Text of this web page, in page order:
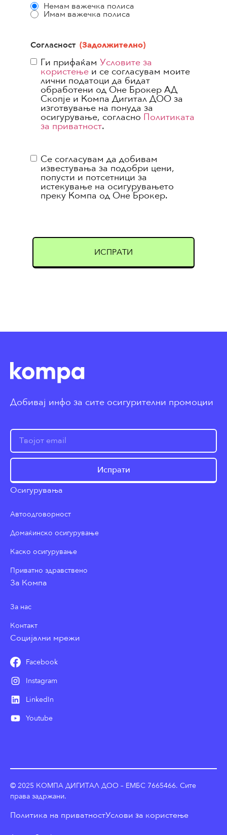
Немам важечка полиса
Имам важечка полиса
Согласност (Задолжително)
Ги прифаќам Условите за
користење и се согласувам моите
лични податоци да бидат
обработени од Оне Брокер АД
Скопје и Компа Дигитал ДОО за
изготвување на понуда за
осигурување, согласно Политиката
за приватност.
Маркетинг
Се согласувам да добивам
известувања за подобри цени,
попусти и потсетници за
истекување на осигурувањето
преку Компа од Оне Брокер.
Добивај инфо за сите осигурителни промоции
Испрати
Осигурувања
Автоодговорност
Домаќинско осигурување
Каско осигурување
Приватно здравствено
За Компа
За нас
Контакт
Социјални мрежи
Facebook
Instagram
LinkedIn
Youtube
© 2025 КОМПА ДИГИТАЛ ДОО – ЕМБС 7665466. Сите
права задржани.
Политика на приватностУслови за користење